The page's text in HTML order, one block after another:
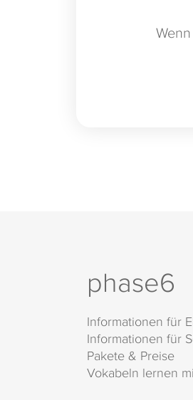
phase6
Informationen für
Informationen für
Pakete & Preise
Vokabeln lernen